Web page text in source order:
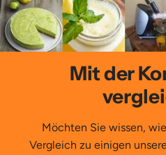
Mit der
Möchten Sie wissen,
Vergleich zu einigen